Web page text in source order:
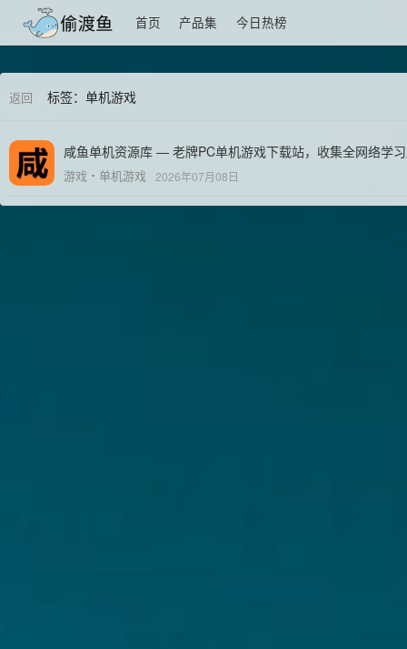
首页 产品集 今日热榜
返回 标签：单机游戏
咸鱼单机资源库 — 老牌PC单机游戏下载站，收集全网络学
游戏 单机游戏 2026年07月08日